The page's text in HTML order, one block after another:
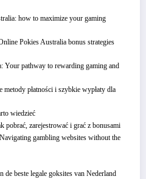
how to maximize your gaming
Pokies Australia bonus strategies
Your pathway to rewarding gaming and
metody płatności i szybkie wypłaty dla
wiedzieć
pobrać, zarejestrować i grać z bonusami
gambling websites without the
de beste legale goksites van Nederland